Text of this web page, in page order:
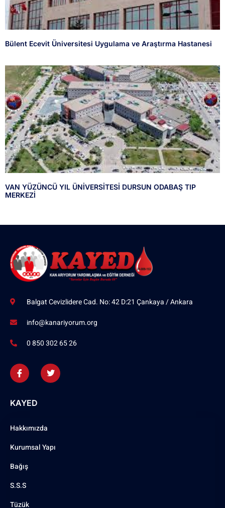
Bülent Ecevit Üniversitesi Uygulama ve Araştırma Hastanesi
VAN YÜZÜNCÜ YIL ÜNİVERSİTESİ DURSUN ODABAŞ TIP
MERKEZİ
Balgat Cevizlidere Cad. No: 42 D:21 Çankaya / Ankara
info@kanariyorum.org
0 850 302 65 26
KAYED
Hakkımızda
Kurumsal Yapı
Bağış
S.S.S
Tüzük